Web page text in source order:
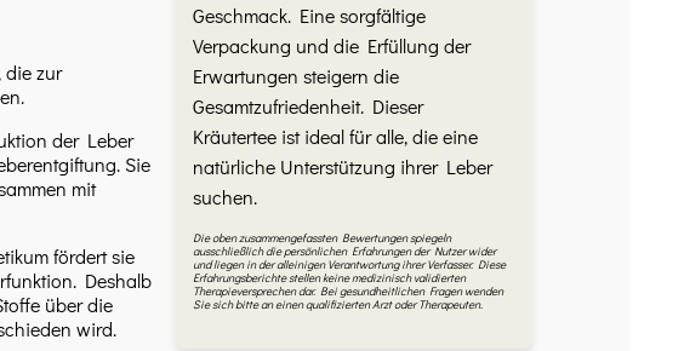
Geschmack. Eine sorgfältige
Verpackung und die Erfüllung der
Erwartungen steigern die
Gesamtzufriedenheit. Dieser
Kräutertee ist ideal für alle, die eine
natürliche Unterstützung ihrer Leber
suchen.
Die oben zusammengefassten Bewertungen spiegeln
ausschließlich die persönlichen Erfahrungen der Nutzer wider
und liegen in der alleinigen Verantwortung ihrer Verfasser. Diese
Erfahrungsberichte stellen keine medizinisch validierten
Therapieversprechen dar. Bei gesundheitlichen Fragen wenden
Sie sich bitte an einen qualifizierten Arzt oder Therapeuten.
die zur
der Leber
Sie
mit
fördert sie
Deshalb
über die
wird.